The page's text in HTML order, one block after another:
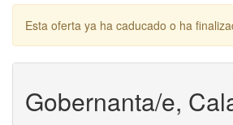
Esta oferta ya ha caducado o ha
Gobernanta/e,